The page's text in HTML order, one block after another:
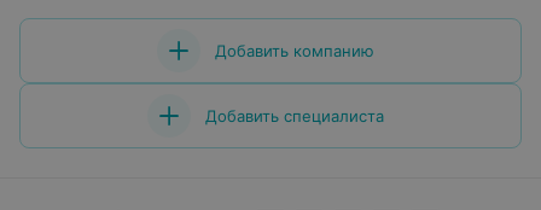
Добавить компанию
Добавить специалиста